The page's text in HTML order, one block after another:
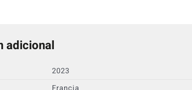
adicional
2023
Francia